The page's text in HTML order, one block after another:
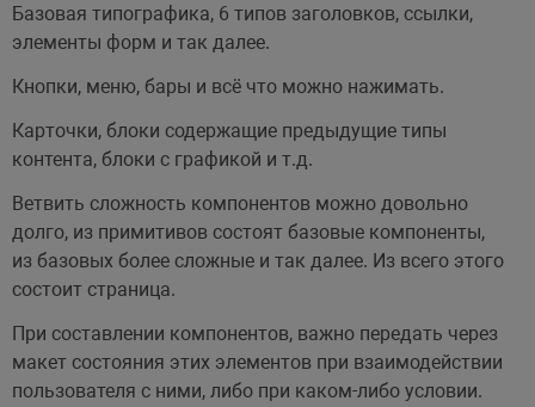
Базовая типографика, 6 типов заголовков, ссылки,
элементы форм и так далее.
Кнопки, меню, бары и всё что можно нажимать.
Карточки, блоки содержащие предыдущие типы
контента, блоки с графикой и т.д.
Ветвить сложность компонентов можно довольно
долго, из примитивов состоят базовые компоненты,
из базовых более сложные и так далее. Из всего этого
состоит страница.
При составлении компонентов, важно передать через
макет состояния этих элементов при взаимодействии
пользователя с ними, либо при каком-либо условии.